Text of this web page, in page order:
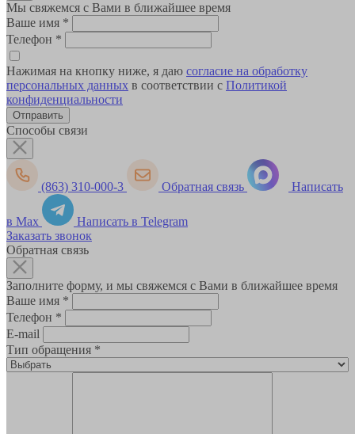
Мы свяжемся с Вами в ближайшее время
Ваше имя *
Телефон *
Нажимая на кнопку ниже, я даю согласие на обработку
персональных данных в соответствии с Политикой
конфиденциальности
Способы связи
(863) 310-000-3 Обратная связь Написать
в Max
Написать в Telegram
Заказать звонок
Обратная связь
Заполните форму, и мы свяжемся с Вами в ближайшее время
Ваше имя *
Телефон *
E-mail
Тип обращения *